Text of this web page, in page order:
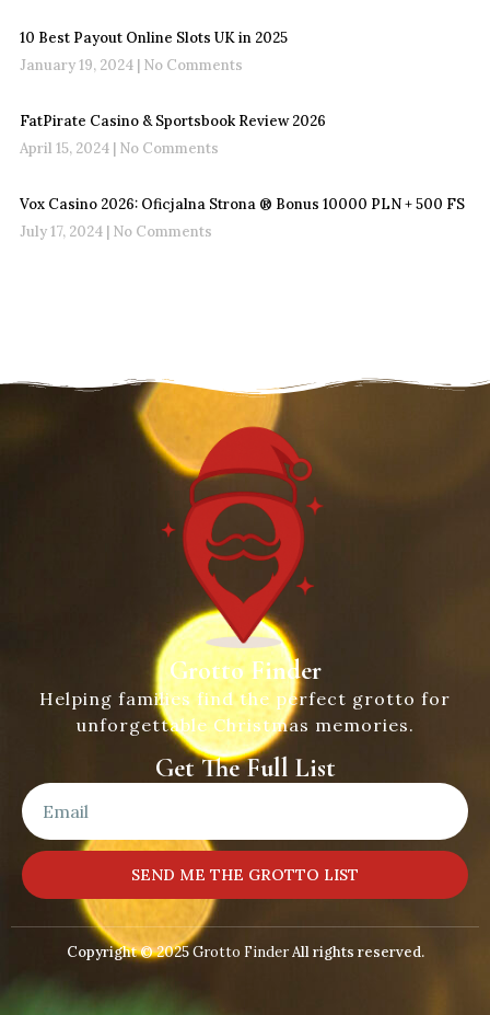
10 Best Payout Online Slots UK in 2025
January 19, 2024 No Comments
FatPirate Casino & Sportsbook Review 2026
April 15, 2024 No Comments
Vox Casino 2026: Oficjalna Strona ®️ Bonus 10000 PLN + 500 FS
July 17, 2024 No Comments
Grotto Finder
Helping families find the perfect grotto for
unforgettable Christmas memories.
Get The Full List
SEND ME THE GROTTO LIST
Copyright © 2025Grotto FinderAll rights reserved.